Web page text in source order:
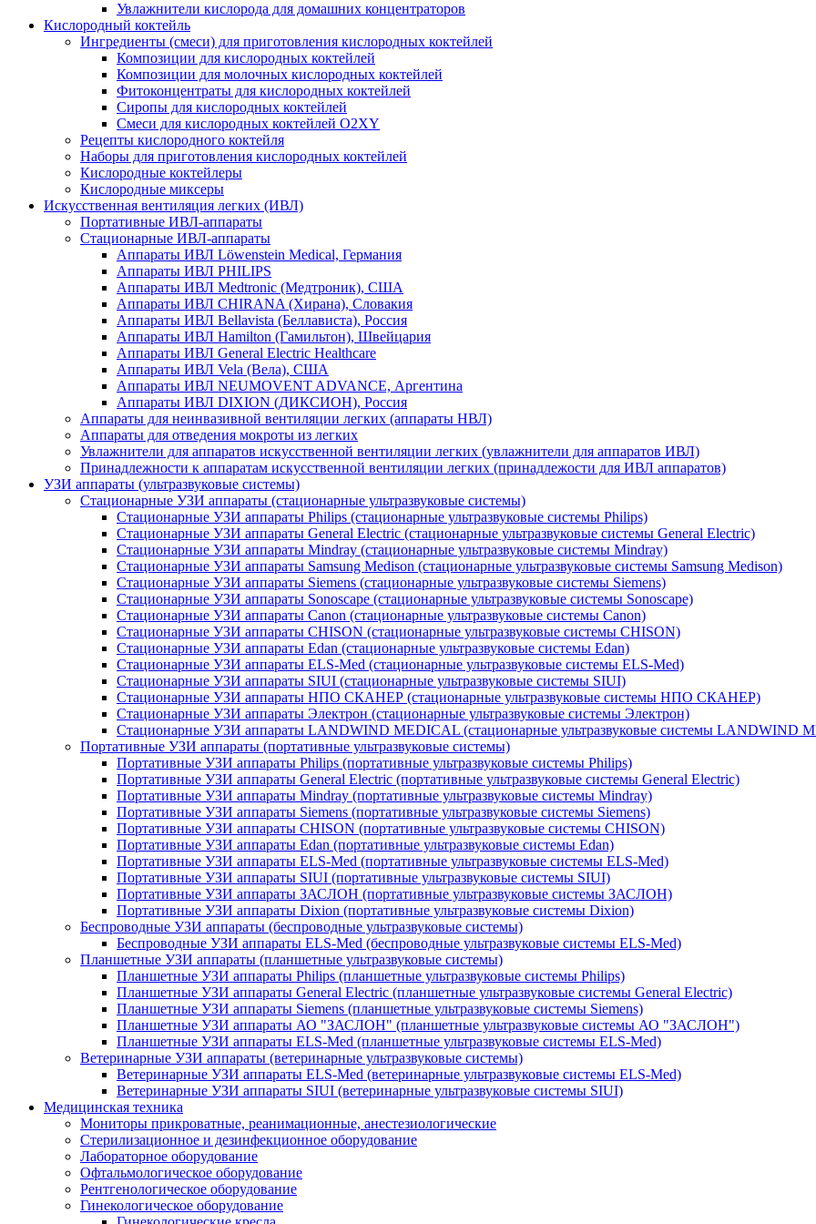
Увлажнители кислорода для домашних концентраторов
Кислородный коктейль
Ингредиенты (смеси) для приготовления кислородных коктейлей
Композиции для кислородных коктейлей
Композиции для молочных кислородных коктейлей
Фитоконцентраты для кислородных коктейлей
Сиропы для кислородных коктейлей
Смеси для кислородных коктейлей O2XY
Рецепты кислородного коктейля
Наборы для приготовления кислородных коктейлей
Кислородные коктейлеры
Кислородные миксеры
Искусственная вентиляция легких (ИВЛ)
Портативные ИВЛ-аппараты
Стационарные ИВЛ-аппараты
Аппараты ИВЛ Löwenstein Medical, Германия
Аппараты ИВЛ PHILIPS
Аппараты ИВЛ Medtronic (Медтроник), США
Аппараты ИВЛ CHIRANA (Хирана), Словакия
Аппараты ИВЛ Bellavista (Беллависта), Россия
Аппараты ИВЛ Hamilton (Гамильтон), Швейцария
Аппараты ИВЛ General Electric Healthcare
Аппараты ИВЛ Vela (Вела), США
Аппараты ИВЛ NEUMOVENT ADVANCE, Аргентина
Аппараты ИВЛ DIXION (ДИКСИОН), Россия
Аппараты для неинвазивной вентиляции легких (аппараты НВЛ)
Аппараты для отведения мокроты из легких
Увлажнители для аппаратов искусственной вентиляции легких (увлажнители для аппаратов ИВЛ)
Принадлежности к аппаратам искусственной вентиляции легких (принадлежости для ИВЛ аппаратов)
УЗИ аппараты (ультразвуковые системы)
Стационарные УЗИ аппараты (стационарные ультразвуковые системы)
Стационарные УЗИ аппараты Philips (стационарные ультразвуковые системы Philips)
Стационарные УЗИ аппараты General Electric (стационарные ультразвуковые системы General Electric)
Стационарные УЗИ аппараты Mindray (стационарные ультразвуковые системы Mindray)
Стационарные УЗИ аппараты Samsung Medison (стационарные ультразвуковые системы Samsung Medison)
Стационарные УЗИ аппараты Siemens (стационарные ультразвуковые системы Siemens)
Стационарные УЗИ аппараты Sonoscape (стационарные ультразвуковые системы Sonoscape)
Стационарные УЗИ аппараты Canon (стационарные ультразвуковые системы Canon)
Стационарные УЗИ аппараты CHISON (стационарные ультразвуковые системы CHISON)
Стационарные УЗИ аппараты Edan (стационарные ультразвуковые системы Edan)
Стационарные УЗИ аппараты ELS-Med (стационарные ультразвуковые системы ELS-Med)
Стационарные УЗИ аппараты SIUI (стационарные ультразвуковые системы SIUI)
Стационарные УЗИ аппараты НПО СКАНЕР (стационарные ультразвуковые системы НПО СКАНЕР)
Стационарные УЗИ аппараты Электрон (стационарные ультразвуковые системы Электрон)
Стационарные УЗИ аппараты LANDWIND MEDICAL (стационарные ультразвуковые системы LANDWIND
Портативные УЗИ аппараты (портативные ультразвуковые системы)
Портативные УЗИ аппараты Philips (портативные ультразвуковые системы Philips)
Портативные УЗИ аппараты General Electric (портативные ультразвуковые системы General Electric)
Портативные УЗИ аппараты Mindray (портативные ультразвуковые системы Mindray)
Портативные УЗИ аппараты Siemens (портативные ультразвуковые системы Siemens)
Портативные УЗИ аппараты CHISON (портативные ультразвуковые системы CHISON)
Портативные УЗИ аппараты Edan (портативные ультразвуковые системы Edan)
Портативные УЗИ аппараты ELS-Med (портативные ультразвуковые системы ELS-Med)
Портативные УЗИ аппараты SIUI (портативные ультразвуковые системы SIUI)
Портативные УЗИ аппараты ЗАСЛОН (портативные ультразвуковые системы ЗАСЛОН)
Портативные УЗИ аппараты Dixion (портативные ультразвуковые системы Dixion)
Беспроводные УЗИ аппараты (беспроводные ультразвуковые системы)
Беспроводные УЗИ аппараты ELS-Med (беспроводные ультразвуковые системы ELS-Med)
Планшетные УЗИ аппараты (планшетные ультразвуковые системы)
Планшетные УЗИ аппараты Philips (планшетные ультразвуковые системы Philips)
Планшетные УЗИ аппараты General Electric (планшетные ультразвуковые системы General Electric)
Планшетные УЗИ аппараты Siemens (планшетные ультразвуковые системы Siemens)
Планшетные УЗИ аппараты АО "ЗАСЛОН" (планшетные ультразвуковые системы АО "ЗАСЛОН")
Планшетные УЗИ аппараты ELS-Med (планшетные ультразвуковые системы ELS-Med)
Ветеринарные УЗИ аппараты (ветеринарные ультразвуковые системы)
Ветеринарные УЗИ аппараты ELS-Med (ветеринарные ультразвуковые системы ELS-Med)
Ветеринарные УЗИ аппараты SIUI (ветеринарные ультразвуковые системы SIUI)
Медицинская техника
Мониторы прикроватные, реанимационные, анестезиологические
Стерилизационное и дезинфекционное оборудование
Лабораторное оборудование
Офтальмологическое оборудование
Рентгенологическое оборудование
Гинекологическое оборудование